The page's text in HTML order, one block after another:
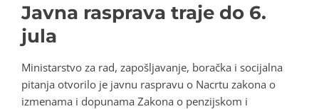
Javna rasprava traje do 6.
jula
Ministarstvo za rad, zapošljavanje, boračka i socijalna
pitanja otvorilo je javnu raspravu o Nacrtu zakona o
izmenama i dopunama Zakona o penzijskom i